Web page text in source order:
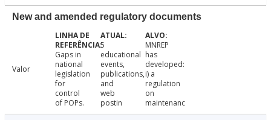
New and amended regulatory documents
Valor
Gaps in
national
legislation
for
control
of POPs.
5
educational
events,
publications,
and
web
postin
MNREP
has
developed:
i) a
regulation
on
maintenanc